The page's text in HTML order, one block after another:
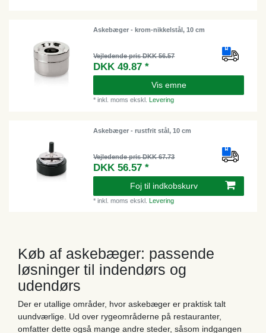
Askebæger - krom-nikkelstål, 10 cm
Vejledende pris DKK 56.57
DKK 49.87 *
Vis emne
*inkl. moms ekskl. Levering
Askebæger - rustfrit stål, 10 cm
Vejledende pris DKK 67.73
DKK 56.57 *
Foj til indkobskurv
*inkl. moms ekskl.Levering
Køb af askebæger: passende
løsninger til indendørs og
udendørs
Der er utallige områder, hvor askebæger er praktisk talt
uundværlige. Ud over rygeområderne på restauranter,
omfatter dette også mange andre steder, såsom indgangen